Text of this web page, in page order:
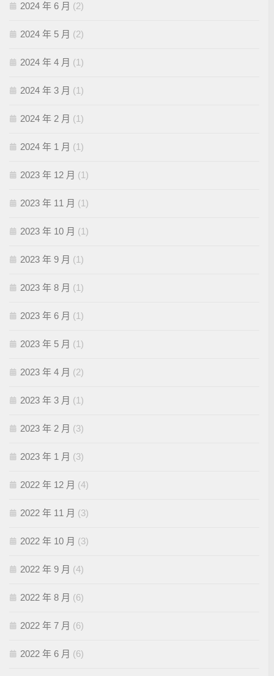
2024 年 6 月 (2)
2024 年 5 月 (2)
2024 年 4 月 (1)
2024 年 3 月 (1)
2024 年 2 月 (1)
2024 年 1 月 (1)
2023 年 12 月 (1)
2023 年 11 月 (1)
2023 年 10 月 (1)
2023 年 9 月 (1)
2023 年 8 月 (1)
2023 年 6 月 (1)
2023 年 5 月 (1)
2023 年 4 月 (2)
2023 年 3 月 (1)
2023 年 2 月 (3)
2023 年 1 月 (3)
2022 年 12 月 (4)
2022 年 11 月 (3)
2022 年 10 月 (3)
2022 年 9 月 (4)
2022 年 8 月 (6)
2022 年 7 月 (6)
2022 年 6 月 (6)